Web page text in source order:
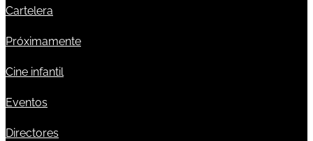
Cartelera
Próximamente
Cine infantil
Eventos
Directores